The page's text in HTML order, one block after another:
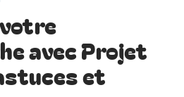
avec Projet
et